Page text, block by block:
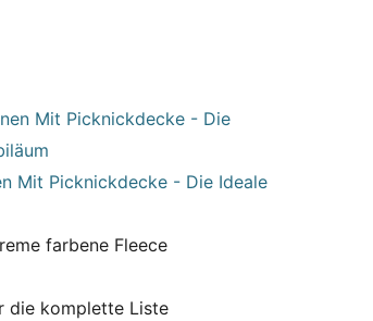
Mit Picknickdecke - Die Ideale
farbene Fleece
die komplette Liste